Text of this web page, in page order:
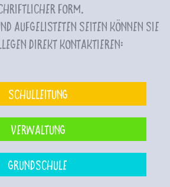
Form.
aufgelisteten Seiten können Sie
direkt kontaktieren:
Schulleitung
Verwaltung
Grundschule